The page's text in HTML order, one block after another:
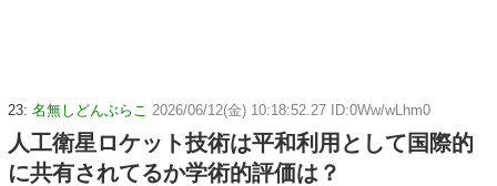
23: 名無しどんぶらこ 2026/06/12(金) 10:18:52.27 ID:0Ww/wLhm0
人工衛星ロケット技術は平和利用として国際的
に共有されてるか学術的評価は？